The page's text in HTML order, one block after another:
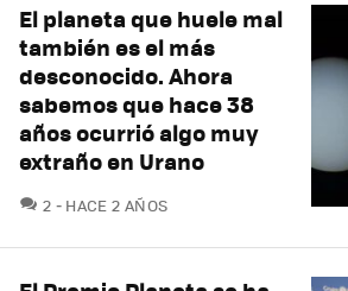
El planeta que huele mal
también es el más
desconocido. Ahora
sabemos que hace 38
años ocurrió algo muy
extraño en Urano
2 COMENTARIOS
HACE 2 AÑOS